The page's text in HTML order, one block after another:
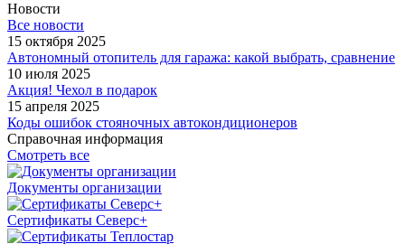
Новости
Все новости
15 октября 2025
Автономный отопитель для гаража: какой выбрать, сравнение
10 июля 2025
Акция! Чехол в подарок
15 апреля 2025
Коды ошибок стояночных автокондиционеров
Справочная информация
Смотреть все
Документы организации
Сертификаты Северс+